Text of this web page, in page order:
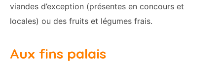
viandes d’exception (présentes en concours et
locales) ou des fruits et légumes frais.
Aux fins palais